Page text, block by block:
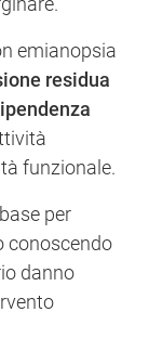
emianopsia
residua
funzionale.
per
conoscendo
danno